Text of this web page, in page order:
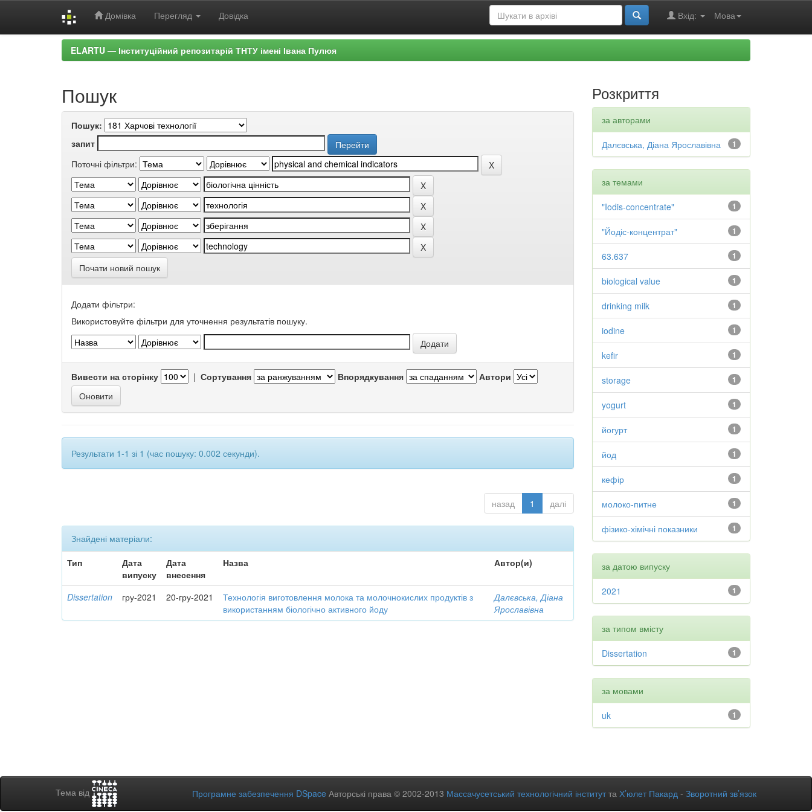
Домівка Перегляд Довідка Мова
Вхід:
ELARTU — Інституційний репозитарій ТНТУ імені Івана Пулюя
Пошук
Пошук:
запит
Поточні фільтри:
Почати новий пошук
Додати фільтри:
Використовуйте фільтри для уточнення результатів пошуку.
Вивести на сторінку | Сортування Впорядкування Автори
Результати 1-1 зі 1 (час пошуку: 0.002 секунди).
назад 1 далі
Знайдені матеріали:
Тип
Дата
випуску
Дата
внесення
Назва Автор(и)
Dissertation гру-2021 20-гру-2021
Технологія виготовлення молока та молочнокислих продуктів з
використанням біологічно активного йоду
Далєвська, Діана
Ярославівна
Розкриття
за авторами
1
Далєвська, Діана Ярославівна
за темами
1
"Iodis-concentrate"
1
"Йодіс-концентрат"
1
63.637
1
biological value
1
drinking milk
1
iodine
1
kefir
1
storage
1
yogurt
1
йогурт
1
йод
1
кефір
1
молоко-питне
1
фізико-хімічні показники
за датою випуску
1
2021
за типом вмісту
1
Dissertation
за мовами
1
uk
Тема від Програмне забезпечення DSpace Авторські права © 2002-2013 Массачусетський технологічний інститутта Х’юлет Пакард - Зворотний зв’язок